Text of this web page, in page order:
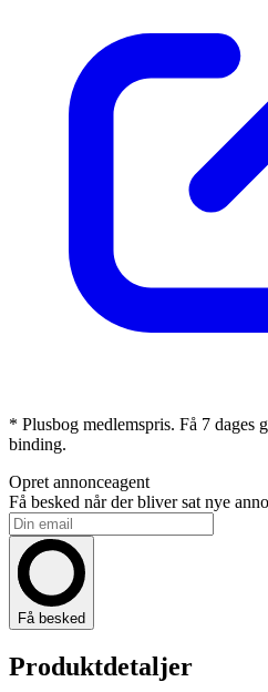
* Plusbog medlemspris. Få 7 dages
binding.
Opret annonceagent
Få besked når der bliver sat nye
Få besked
Produktdetaljer